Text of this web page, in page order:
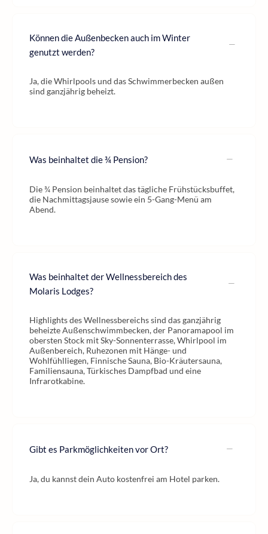
Können die Außenbecken auch im Winter
genutzt werden?
Ja, die Whirlpools und das Schwimmerbecken außen
sind ganzjährig beheizt.
Was beinhaltet die ¾ Pension?
Die ¾ Pension beinhaltet das tägliche Frühstücksbuffet,
die Nachmittagsjause sowie ein 5-Gang-Menü am
Abend.
Was beinhaltet der Wellnessbereich des
Molaris Lodges?
Highlights des Wellnessbereichs sind das ganzjährig
beheizte Außenschwimmbecken, der Panoramapool im
obersten Stock mit Sky-Sonnenterrasse, Whirlpool im
Außenbereich, Ruhezonen mit Hänge- und
Wohlfühlliegen, Finnische Sauna, Bio-Kräutersauna,
Familiensauna, Türkisches Dampfbad und eine
Infrarotkabine.
Gibt es Parkmöglichkeiten vor Ort?
Ja, du kannst dein Auto kostenfrei am Hotel parken.